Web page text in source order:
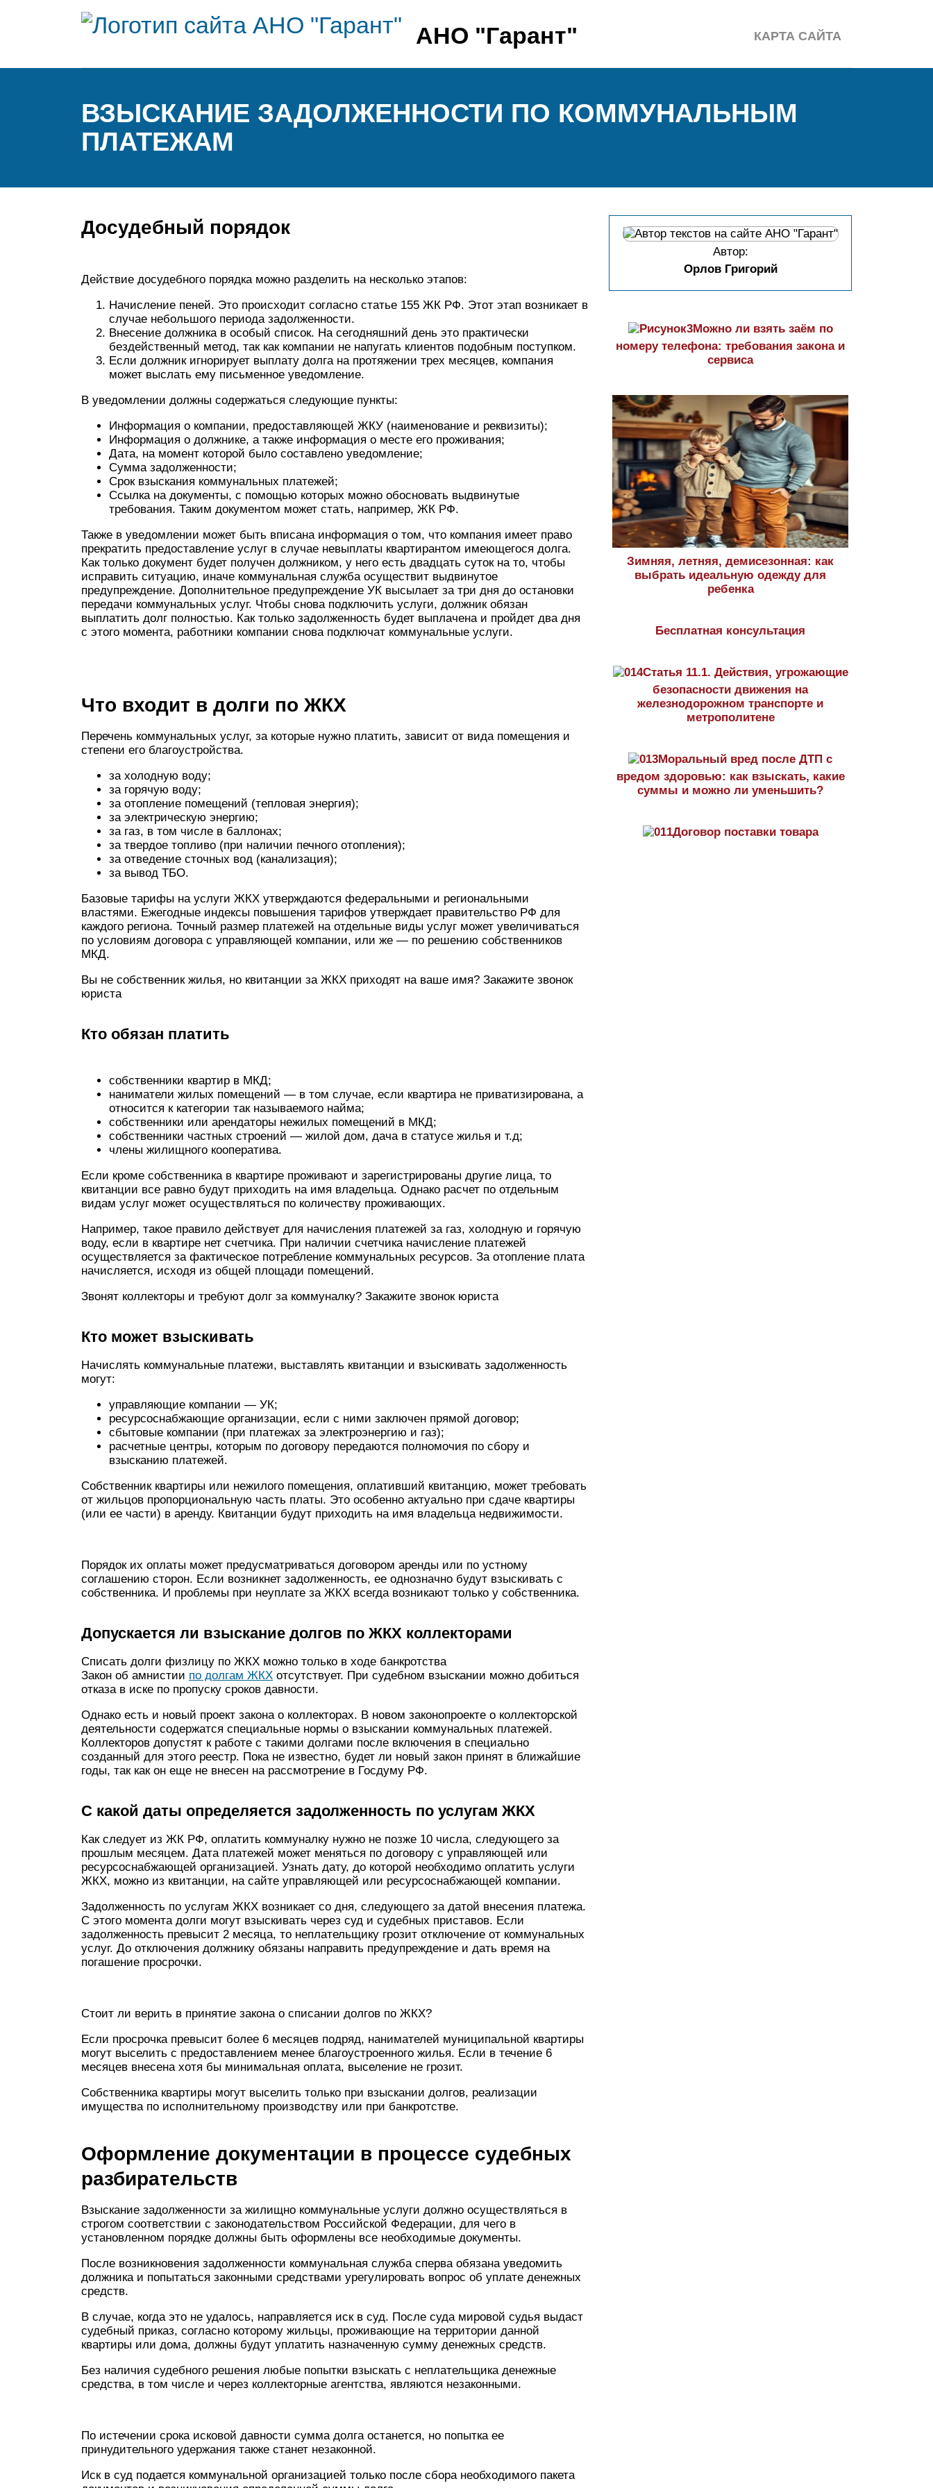
АНО "Гарант" КАРТА САЙТА
ВЗЫСКАНИЕ ЗАДОЛЖЕННОСТИ ПО КОММУНАЛЬНЫМ
ПЛАТЕЖАМ
Досудебный порядок
Действие досудебного порядка можно разделить на несколько этапов:
Начисление пеней. Это происходит согласно статье 155 ЖК РФ. Этот этап возникает в
случае небольшого периода задолженности.
Внесение должника в особый список. На сегодняшний день это практически
бездейственный метод, так как компании не напугать клиентов подобным поступком.
Если должник игнорирует выплату долга на протяжении трех месяцев, компания
может выслать ему письменное уведомление.
В уведомлении должны содержаться следующие пункты:
Информация о компании, предоставляющей ЖКУ (наименование и реквизиты);
Информация о должнике, а также информация о месте его проживания;
Дата, на момент которой было составлено уведомление;
Сумма задолженности;
Срок взыскания коммунальных платежей;
Ссылка на документы, с помощью которых можно обосновать выдвинутые
требования. Таким документом может стать, например, ЖК РФ.
Также в уведомлении может быть вписана информация о том, что компания имеет право
прекратить предоставление услуг в случае невыплаты квартирантом имеющегося долга.
Как только документ будет получен должником, у него есть двадцать суток на то, чтобы
исправить ситуацию, иначе коммунальная служба осуществит выдвинутое
предупреждение. Дополнительное предупреждение УК высылает за три дня до остановки
передачи коммунальных услуг. Чтобы снова подключить услуги, должник обязан
выплатить долг полностью. Как только задолженность будет выплачена и пройдет два дня
с этого момента, работники компании снова подключат коммунальные услуги.
Что входит в долги по ЖКХ
Перечень коммунальных услуг, за которые нужно платить, зависит от вида помещения и
степени его благоустройства.
за холодную воду;
за горячую воду;
за отопление помещений (тепловая энергия);
за электрическую энергию;
за газ, в том числе в баллонах;
за твердое топливо (при наличии печного отопления);
за отведение сточных вод (канализация);
за вывод ТБО.
Базовые тарифы на услуги ЖКХ утверждаются федеральными и региональными
властями. Ежегодные индексы повышения тарифов утверждает правительство РФ для
каждого региона. Точный размер платежей на отдельные виды услуг может увеличиваться
по условиям договора с управляющей компании, или же — по решению собственников
МКД.
Вы не собственник жилья, но квитанции за ЖКХ приходят на ваше имя? Закажите звонок
юриста
Кто обязан платить
собственники квартир в МКД;
наниматели жилых помещений — в том случае, если квартира не приватизирована, а
относится к категории так называемого найма;
собственники или арендаторы нежилых помещений в МКД;
собственники частных строений — жилой дом, дача в статусе жилья и т.д;
члены жилищного кооператива.
Если кроме собственника в квартире проживают и зарегистрированы другие лица, то
квитанции все равно будут приходить на имя владельца. Однако расчет по отдельным
видам услуг может осуществляться по количеству проживающих.
Например, такое правило действует для начисления платежей за газ, холодную и горячую
воду, если в квартире нет счетчика. При наличии счетчика начисление платежей
осуществляется за фактическое потребление коммунальных ресурсов. За отопление плата
начисляется, исходя из общей площади помещений.
Звонят коллекторы и требуют долг за коммуналку? Закажите звонок юриста
Кто может взыскивать
Начислять коммунальные платежи, выставлять квитанции и взыскивать задолженность
могут:
управляющие компании — УК;
ресурсоснабжающие организации, если с ними заключен прямой договор;
сбытовые компании (при платежах за электроэнергию и газ);
расчетные центры, которым по договору передаются полномочия по сбору и
взысканию платежей.
Собственник квартиры или нежилого помещения, оплативший квитанцию, может требовать
от жильцов пропорциональную часть платы. Это особенно актуально при сдаче квартиры
(или ее части) в аренду. Квитанции будут приходить на имя владельца недвижимости.
Порядок их оплаты может предусматриваться договором аренды или по устному
соглашению сторон. Если возникнет задолженность, ее однозначно будут взыскивать с
собственника. И проблемы при неуплате за ЖКХ всегда возникают только у собственника.
Допускается ли взыскание долгов по ЖКХ коллекторами
Списать долги физлицу по ЖКХ можно только в ходе банкротства
Закон об амнистии по долгам ЖКХ отсутствует. При судебном взыскании можно добиться
отказа в иске по пропуску сроков давности.
Однако есть и новый проект закона о коллекторах. В новом законопроекте о коллекторской
деятельности содержатся специальные нормы о взыскании коммунальных платежей.
Коллекторов допустят к работе с такими долгами после включения в специально
созданный для этого реестр. Пока не известно, будет ли новый закон принят в ближайшие
годы, так как он еще не внесен на рассмотрение в Госдуму РФ.
С какой даты определяется задолженность по услугам ЖКХ
Как следует из ЖК РФ, оплатить коммуналку нужно не позже 10 числа, следующего за
прошлым месяцем. Дата платежей может меняться по договору с управляющей или
ресурсоснабжающей организацией. Узнать дату, до которой необходимо оплатить услуги
ЖКХ, можно из квитанции, на сайте управляющей или ресурсоснабжающей компании.
Задолженность по услугам ЖКХ возникает со дня, следующего за датой внесения платежа.
С этого момента долги могут взыскивать через суд и судебных приставов. Если
задолженность превысит 2 месяца, то неплательщику грозит отключение от коммунальных
услуг. До отключения должнику обязаны направить предупреждение и дать время на
погашение просрочки.
Стоит ли верить в принятие закона о списании долгов по ЖКХ?
Если просрочка превысит более 6 месяцев подряд, нанимателей муниципальной квартиры
могут выселить с предоставлением менее благоустроенного жилья. Если в течение 6
месяцев внесена хотя бы минимальная оплата, выселение не грозит.
Собственника квартиры могут выселить только при взыскании долгов, реализации
имущества по исполнительному производству или при банкротстве.
Оформление документации в процессе судебных
разбирательств
Взыскание задолженности за жилищно коммунальные услуги должно осуществляться в
строгом соответствии с законодательством Российской Федерации, для чего в
установленном порядке должны быть оформлены все необходимые документы.
После возникновения задолженности коммунальная служба сперва обязана уведомить
должника и попытаться законными средствами урегулировать вопрос об уплате денежных
средств.
В случае, когда это не удалось, направляется иск в суд. После суда мировой судья выдаст
судебный приказ, согласно которому жильцы, проживающие на территории данной
квартиры или дома, должны будут уплатить назначенную сумму денежных средств.
Без наличия судебного решения любые попытки взыскать с неплательщика денежные
средства, в том числе и через коллекторные агентства, являются незаконными.
По истечении срока исковой давности сумма долга останется, но попытка ее
принудительного удержания также станет незаконной.
Иск в суд подается коммунальной организацией только после сбора необходимого пакета
Автор:
Орлов Григорий
Можно ли взять заём по
номеру телефона: требования закона и
сервиса
Зимняя, летняя, демисезонная: как
выбрать идеальную одежду для
ребенка
Бесплатная консультация
Статья 11.1. Действия, угрожающие
безопасности движения на
железнодорожном транспорте и
метрополитене
Моральный вред после ДТП с
вредом здоровью: как взыскать, какие
суммы и можно ли уменьшить?
Договор поставки товара